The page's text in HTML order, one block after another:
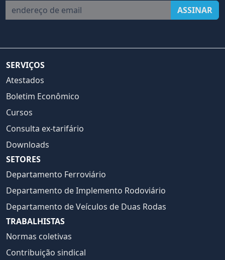
endereço de email
ASSINAR
SERVIÇOS
Atestados
Boletim Econômico
Cursos
Consulta ex-tarifário
Downloads
SETORES
Departamento Ferroviário
Departamento de Implemento Rodoviário
Departamento de Veículos de Duas Rodas
TRABALHISTAS
Normas coletivas
Contribuição sindical